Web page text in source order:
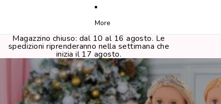
More
Magazzino chiuso: dal 10 al 16 agosto. Le
spedizioni riprenderanno nella settimana che
inizia il 17 agosto.